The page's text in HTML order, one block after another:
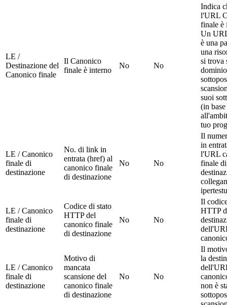
LE /
Destinazione del
Canonico finale
Il Canonico
finale è interno
No No
Indica
l'URL
finale è
Un
è una
una
si trova
dominio
suoi
(in base
tuo
LE / Canonico
finale di
destinazione
No. di link in
entrata (href) al
canonico finale
di destinazione
No No
Il
in
l'URL
finale di
LE / Canonico
finale di
destinazione
Codice di stato
HTTP del
canonico finale
di destinazione
No No
Il
HTTP
LE / Canonico
finale di
destinazione
Motivo di
mancata
scansione del
canonico finale
di destinazione
No No
Il
la
non è